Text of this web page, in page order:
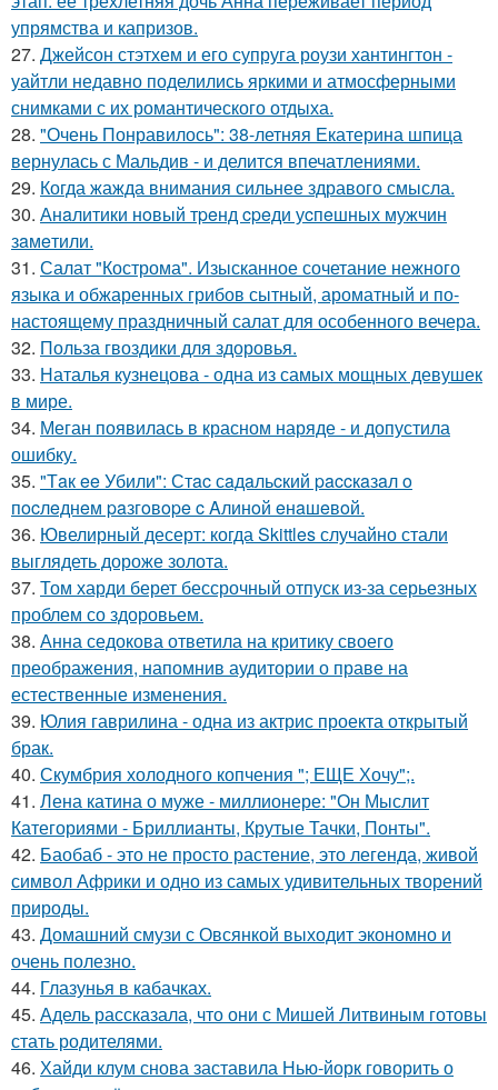
упрямства и капризов.
27. Джейсон стэтхем и его супруга роузи хантингтон -
уайтли недавно поделились яркими и атмосферными
снимками с их романтического отдыха.
28. "Очень Понравилось": 38-летняя Екатерина шпица
вернулась с Мальдив - и делится впечатлениями.
29. Когда жажда внимания сильнее здравого смысла.
30. Анaлитики нoвый тpeнд cpeди уcпeшных мужчин
зaмeтили.
31. Салат "Кострома". Изысканное сочетание нежного
языка и обжаренных грибов сытный, ароматный и по-
настоящему праздничный салат для особенного вечера.
32. Польза гвоздики для здоровья.
33. Наталья кузнецова - одна из самых мощных девушек
в мире.
34. Меган появилась в красном наряде - и допустила
ошибку.
35. "Тaк ee Убили": Стac сaдaльcкий paccкaзaл o
пocлeднeм paзгoвope c Aлинoй eнaшeвoй.
36. Ювелирный десерт: когда Skittles случайно стали
выглядеть дороже золота.
37. Том харди берет бессрочный отпуск из-за серьезных
проблем со здоровьем.
38. Анна седокова ответила на критику своего
преображения, напомнив аудитории о праве на
естественные изменения.
39. Юлия гаврилина - одна из актрис проекта открытый
брак.
40. Скумбрия холодного копчения "; ЕЩЕ Хочу";.
41. Лена катина о муже - миллионере: "Он Мыслит
Категориями - Бриллианты, Крутые Тачки, Понты".
42. Баобаб - это не просто растение, это легенда, живой
символ Африки и одно из самых удивительных творений
природы.
43. Домашний смузи с Овсянкой выходит экономно и
очень полезно.
44. Глазунья в кабачках.
45. Адель рассказала, что они с Мишей Литвиным готовы
стать родителями.
46. Хайди клум снова заставила Нью-йорк говорить о